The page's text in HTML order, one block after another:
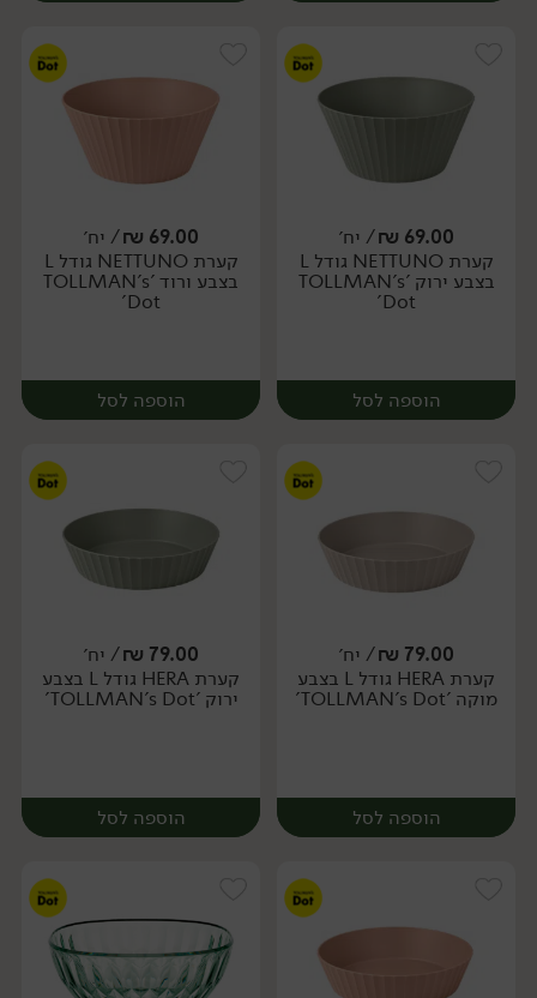
יח׳ יח׳
69.00
₪/ יח׳
קערת NETTUNO גודל L
בצבע ירוק 'TOLLMAN's
Dot'
הוספה לסל
יח׳
69.00
₪/ יח׳
קערת NETTUNO גודל L
בצבע ורוד 'TOLLMAN's
Dot'
הוספה לסל
יח׳
79.00
₪/ יח׳
קערת HERA גודל L בצבע
מוקה 'TOLLMAN's Dot'
הוספה לסל
79.00
₪/ יח׳
קערת HERA גודל L בצבע
ירוק 'TOLLMAN's Dot'
הוספה לסל